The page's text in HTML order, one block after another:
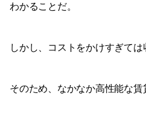
わかることだ。
しかし、コストをかけすぎては
そのため、なかなか高性能な賃